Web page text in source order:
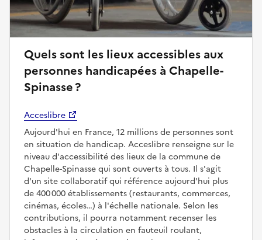
Quels sont les lieux accessibles aux
personnes handicapées à Chapelle-
Spinasse ?
Acceslibre
Aujourd'hui en France, 12 millions de personnes sont
en situation de handicap. Acceslibre renseigne sur le
niveau d'accessibilité des lieux de la commune de
Chapelle-Spinasse qui sont ouverts à tous. Il s'agit
d'un site collaboratif qui référence aujourd'hui plus
de 400 000 établissements (restaurants, commerces,
cinémas, écoles…) à l'échelle nationale. Selon les
contributions, il pourra notamment recenser les
obstacles à la circulation en fauteuil roulant,